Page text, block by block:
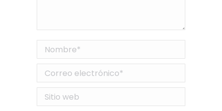
Nombre *
Correo electrónico *
Sitio web